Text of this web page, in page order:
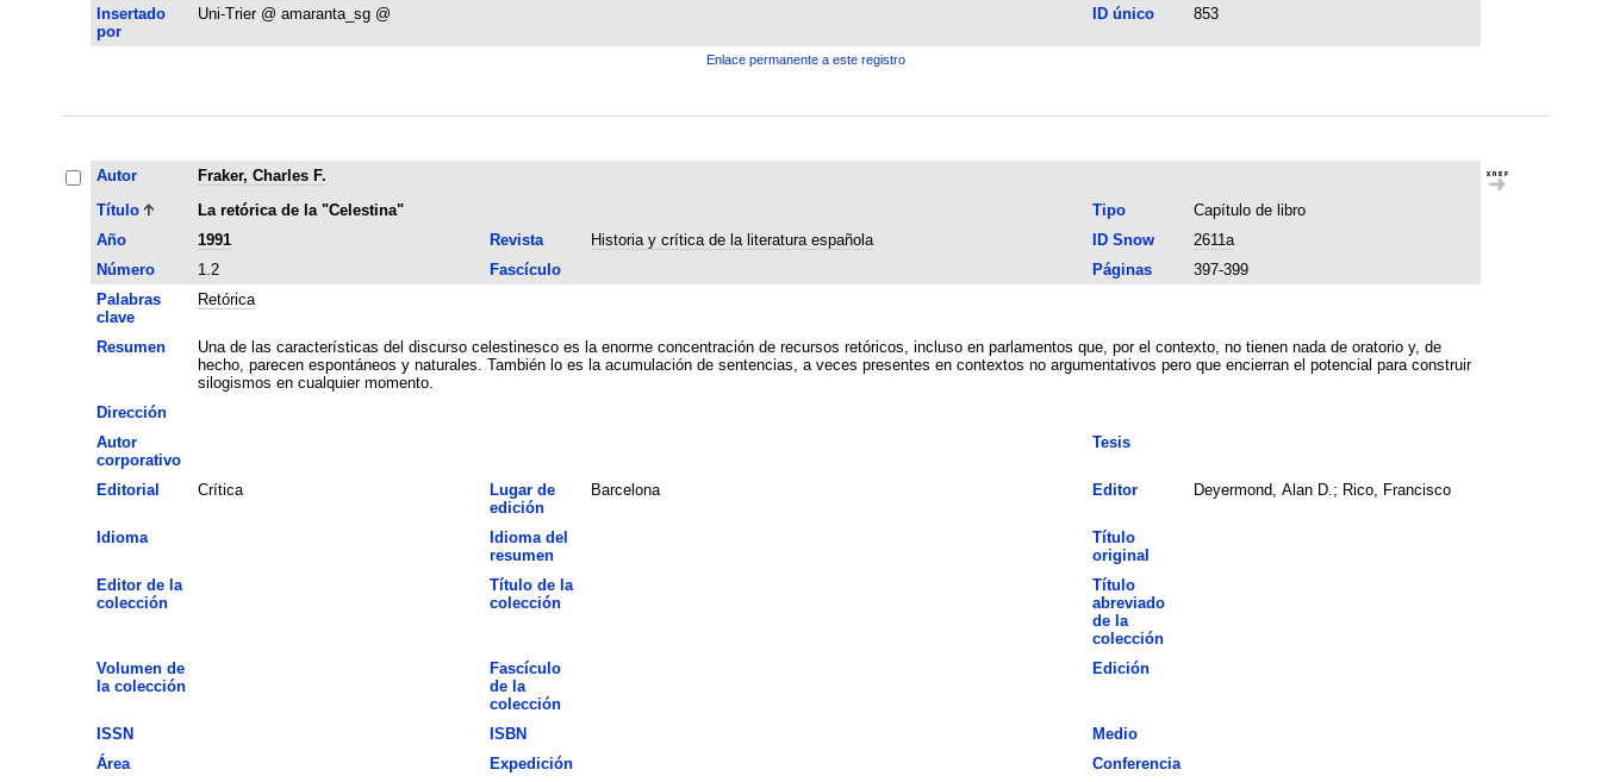
Insertado
por
Uni-Trier @ amaranta_sg @ ID único 853
Enlace permanente a este registro
Autor
Fraker, Charles F.
Título
La retórica de la "Celestina" Tipo
Capítulo de libro
Año
1991 Revista Historia y crítica de la literatura española ID Snow
2611a
Número
1.2 Fascículo Páginas
397-399
Palabras
clave
Retórica
Resumen
Una de las características del discurso celestinesco es la enorme concentración de recursos retóricos, incluso en parlamentos que, por el contexto, no tienen nada de oratorio y, de
hecho, parecen espontáneos y naturales. También lo es la acumulación de sentencias, a veces presentes en contextos no argumentativos pero que encierran el potencial para construir
silogismos en cualquier momento.
Dirección
Autor
corporativo
Tesis
Editorial Crítica
Lugar de
edición
Barcelona Editor Deyermond, Alan D.; Rico, Francisco
Idioma
Idioma del
resumen
Título
original
Editor de la
colección
Título de la
colección
Título
abreviado
de la
colección
Volumen de
la colección
Fascículo
de la
colección
Edición
ISSN ISBN
Medio
Área
Expedición
Conferencia